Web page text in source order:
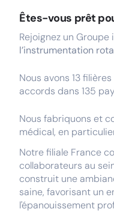
Êtes-vous prêt
Rejoignez un Groupe
l’instrumentation
Nous avons 13
accords dans 135
Nous fabriquons et
médical, en
Notre filiale France
collaborateurs au
construit une
saine, favorisant un
l'épanouissement